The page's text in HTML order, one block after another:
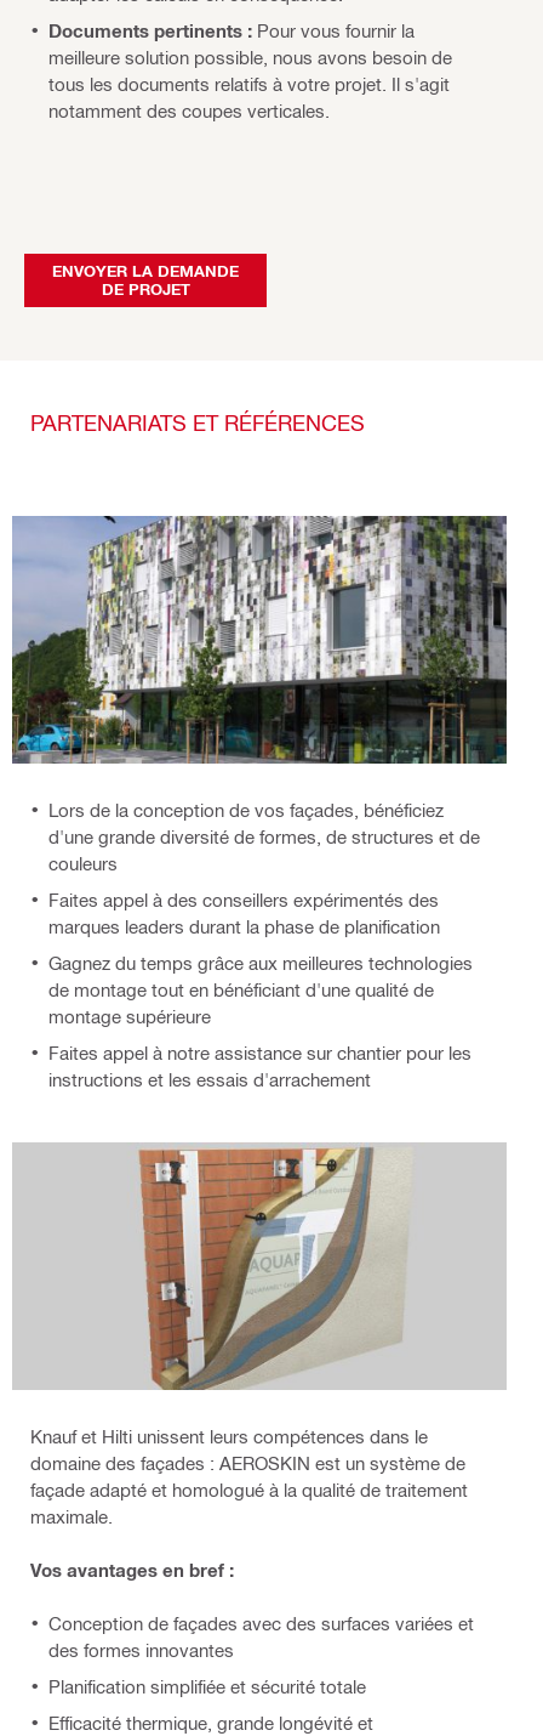
Documents pertinents : Pour vous fournir la
meilleure solution possible, nous avons besoin de
tous les documents relatifs à votre projet. Il s'agit
notamment des coupes verticales.
ENVOYER LA DEMANDE
DE PROJET
PARTENARIATS ET RÉFÉRENCES
Lors de la conception de vos façades, bénéficiez
d'une grande diversité de formes, de structures et de
couleurs
Faites appel à des conseillers expérimentés des
marques leaders durant la phase de planification
Gagnez du temps grâce aux meilleures technologies
de montage tout en bénéficiant d'une qualité de
montage supérieure
Faites appel à notre assistance sur chantier pour les
instructions et les essais d'arrachement
Knauf et Hilti unissent leurs compétences dans le
domaine des façades : AEROSKIN est un système de
façade adapté et homologué à la qualité de traitement
maximale.
Vos avantages en bref :
Conception de façades avec des surfaces variées et
des formes innovantes
Planification simplifiée et sécurité totale
Efficacité thermique, grande longévité et